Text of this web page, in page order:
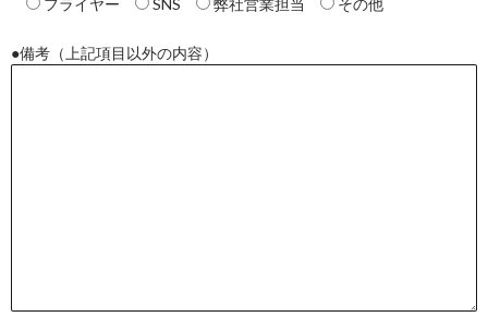
●備考（上記項目以外の内容）